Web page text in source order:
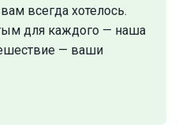
всегда хотелось.
для каждого — наша
— ваши